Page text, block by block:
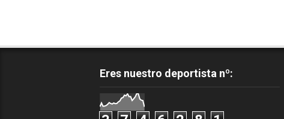
Eres nuestro deportista nº: